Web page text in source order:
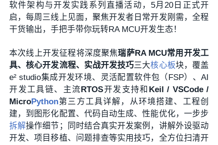
软件架构与开发实践系列直播活动，5月20日正式开
启，每周三线上见面，聚焦开发者日常开发刚需，全程
干货输出，手把手带你玩转RA MCU开发生态！
本次线上开发征程将深度聚焦瑞萨RA MCU常用开发工
具、核心开发流程、实战开发技巧三大核心板块，覆盖
e² studio集成开发环境、灵活配置软件包（FSP）、AI
开发工具链、主流 RTOS开发支持和 Keil / VSCode /
MicroPython第三方工具详解，从环境搭建、工程创
建，到图形化配置、代码自动生成、性能优化，一步步
拆解操作细节；同时结合真实开发案例，讲解外设驱动
开发、项目移植、问题排查等实用技巧，全方位扫清开